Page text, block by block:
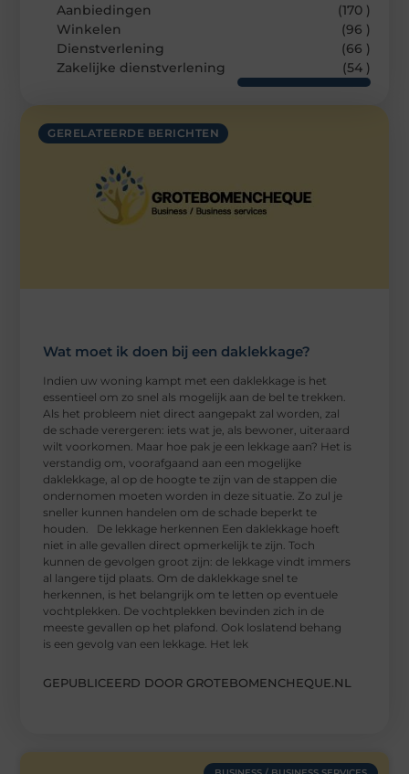
GERELATEERDE BERICHTEN
Wat moet ik doen bij een daklekkage?
Indien uw woning kampt met een daklekkage is het
essentieel om zo snel als mogelijk aan de bel te trekken.
Als het probleem niet direct aangepakt zal worden, zal
de schade verergeren: iets wat je, als bewoner, uiteraard
wilt voorkomen. Maar hoe pak je een lekkage aan? Het is
verstandig om, voorafgaand aan een mogelijke
daklekkage, al op de hoogte te zijn van de stappen die
ondernomen moeten worden in deze situatie. Zo zul je
sneller kunnen handelen om de schade beperkt te
houden. De lekkage herkennen Een daklekkage hoeft
niet in alle gevallen direct opmerkelijk te zijn. Toch
kunnen de gevolgen groot zijn: de lekkage vindt immers
al langere tijd plaats. Om de daklekkage snel te
herkennen, is het belangrijk om te letten op eventuele
vochtplekken. De vochtplekken bevinden zich in de
meeste gevallen op het plafond. Ook loslatend behang
is een gevolg van een lekkage. Het lek
GEPUBLICEERD DOOR GROTEBOMENCHEQUE.NL
Aanbiedingen
(170 )
Winkelen
(96 )
Dienstverlening
(66 )
Zakelijke dienstverlening
(54 )